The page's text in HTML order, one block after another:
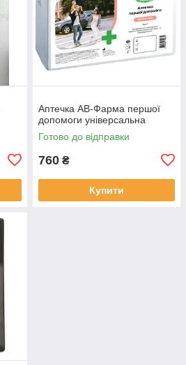
Аптечка АВ-Фарма першої
допомоги універсальна
Готово до відправки
760 ₴
Купити